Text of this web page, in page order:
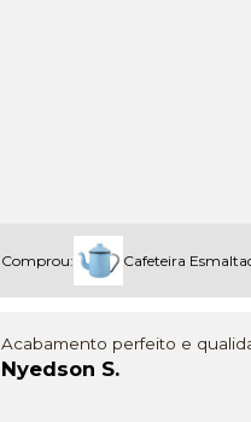
Comprou: Cafeteira
Acabamento perfeito e
Nyedson S.